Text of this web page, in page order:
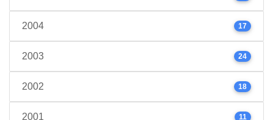
2004 17
2003 24
2002 18
2001 11